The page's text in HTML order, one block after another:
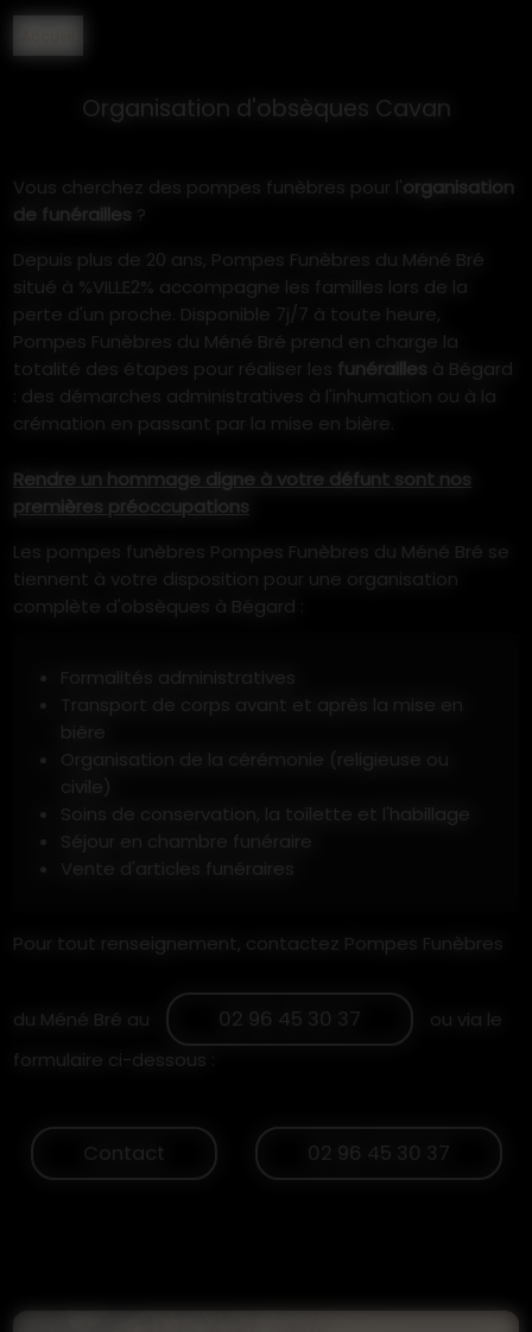
Organisation d'obsèques Cavan
Vous cherchez des pompes funèbres pour l'organisation
de funérailles ?
Depuis plus de 20 ans, Pompes Funèbres du Méné Bré
situé à %VILLE2% accompagne les familles lors de la
perte d'un proche. Disponible 7j/7 à toute heure,
Pompes Funèbres du Méné Bré prend en charge la
totalité des étapes pour réaliser les funérailles à Bégard
: des démarches administratives à l'inhumation ou à la
crémation en passant par la mise en bière.
Rendre un hommage digne à votre défunt sont nos
premières préoccupations
Les pompes funèbres Pompes Funèbres du Méné Bré se
tiennent à votre disposition pour une organisation
complète d'obsèques à Bégard :
Formalités administratives
bière
Organisation de la cérémonie (religieuse ou
civile)
Soins de conservation, la toilette et l'habillage
Séjour en chambre funéraire
Vente d'articles funéraires
Pour tout renseignement, contactez Pompes Funèbres
du Méné Bré au 02 96 45 30 37
ou via le
formulaire ci-dessous :
Contact 02 96 45 30 37